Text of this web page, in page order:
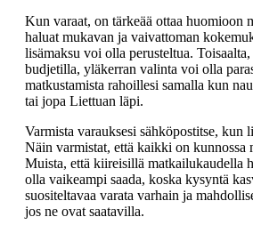
Kun varaat, on tärkeää ottaa huomioon
haluat mukavan ja vaivattoman
lisämaksu voi olla perusteltua.
budjetilla, yläkerran valinta voi olla
matkustamista rahoillesi samalla kun
tai jopa Liettuan läpi.
Varmista varauksesi sähköpostitse, kun
Näin varmistat, että kaikki on kunnossa
Muista, että kiireisillä matkailukaudella
olla vaikeampi saada, koska kysyntä
suositeltavaa varata varhain ja
jos ne ovat saatavilla.